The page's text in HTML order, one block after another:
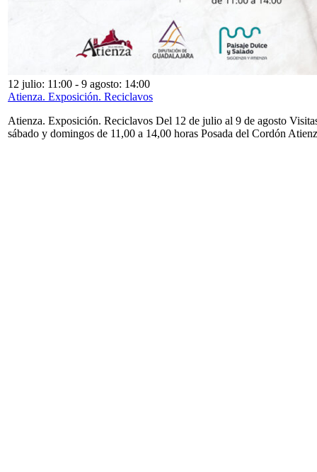
12 julio: 11:00 - 9 agosto: 14:00
Atienza. Exposición. Reciclavos
Atienza. Exposición. Reciclavos Del 12 de julio al 9 de agosto
sábado y domingos de 11,00 a 14,00 horas Posada del Cordón